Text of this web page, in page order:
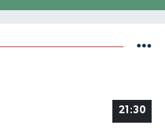
21:30